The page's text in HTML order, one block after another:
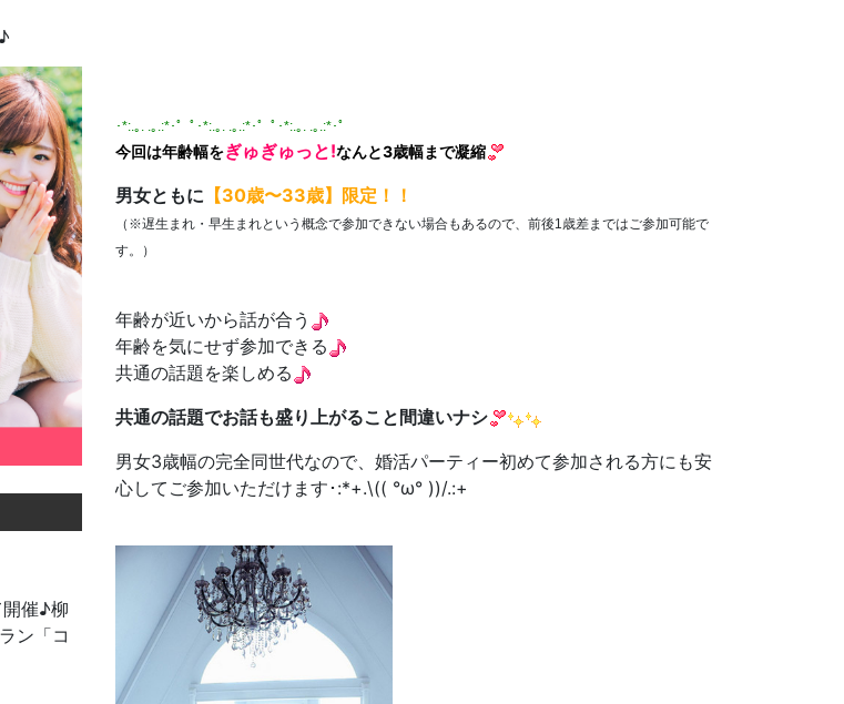
催♪柳
ン「コ
･*:.｡. .｡.:*･゜ﾟ･*:.｡. .｡.:*･゜ﾟ･*:.｡. .｡.:*･゜
今回は年齢幅をぎゅぎゅっと!なんと3歳幅まで凝縮
男女ともに 【30歳〜33歳】限定！！
（ ※遅生まれ・早生まれという概念で参加できない場合もあるので、 前後1歳差まではご参加可能で
す。
）
年齢が近いから話が合う
年齢を気にせず参加できる
共通の話題を楽しめる
共通の話題でお話も盛り上がること間違いナシ
男女3歳幅の完全同世代なので、婚活パーティー初めて参加される方にも安
心してご参加いただけます･:*+.\(( °ω° ))/.:+